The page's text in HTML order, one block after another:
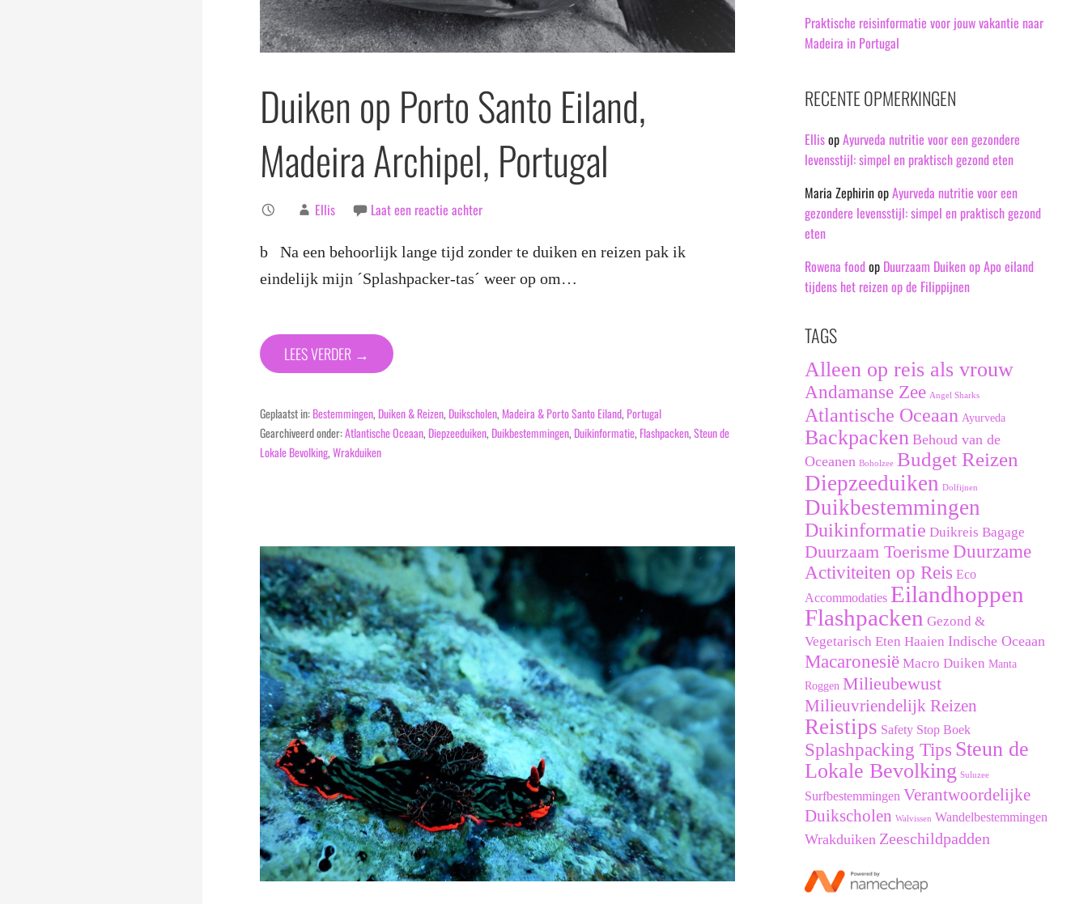
Duiken op Porto Santo Eiland,
Madeira Archipel, Portugal
Ellis Laat een reactie achter
b Na een behoorlijk lange tijd zonder te duiken en reizen pak ik
eindelijk mijn ´Splashpacker-tas´ weer op om…
LEES VERDER →
Geplaatst in:Bestemmingen, Duiken & Reizen, Duikscholen, Madeira & Porto Santo Eiland, Portugal
Gearchiveerd onder:Atlantische Oceaan, Diepzeeduiken, Duikbestemmingen, Duikinformatie, Flashpacken,Steun de
Lokale Bevolking,Wrakduiken
Praktische reisinformatie voor jouw vakantie naar
Madeira in Portugal
RECENTE OPMERKINGEN
EllisopAyurveda nutritie voor een gezondere
levensstijl: simpel en praktisch gezond eten
Maria ZephirinopAyurveda nutritie voor een
gezondere levensstijl: simpel en praktisch gezond
eten
Rowena foodop Duurzaam Duiken op Apo eiland
tijdens het reizen op de Filippijnen
TAGS
Alleen op reis als vrouw
Andamanse Zee Angel Sharks
Atlantische Oceaan Ayurveda
Backpacken Behoud van de
Oceanen Boholzee Budget Reizen
Diepzeeduiken Dolfijnen
Duikbestemmingen
Duikinformatie Duikreis Bagage
Duurzaam Toerisme Duurzame
Activiteiten op Reis Eco
Accommodaties Eilandhoppen
Flashpacken Gezond &
Vegetarisch Eten Haaien Indische Oceaan
Macaronesië Macro Duiken Manta
Roggen Milieubewust
Milieuvriendelijk Reizen
Reistips Safety Stop Boek
Splashpacking Tips Steun de
Lokale Bevolking Suluzee
Surfbestemmingen Verantwoordelijke
Duikscholen Walvissen Wandelbestemmingen
Wrakduiken Zeeschildpadden